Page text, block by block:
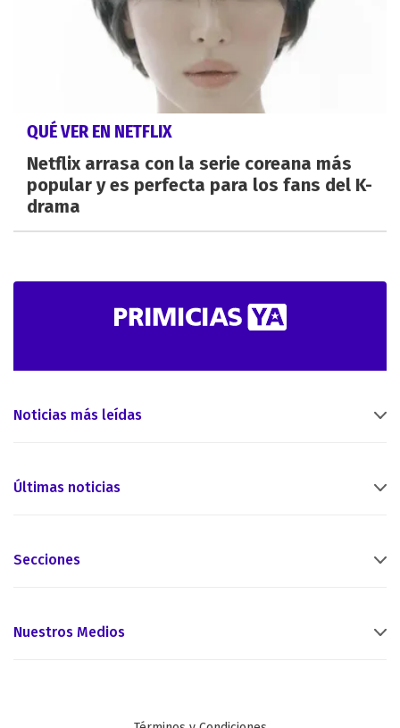
QUÉ VER EN NETFLIX
Netflix arrasa con la serie coreana más
popular y es perfecta para los fans del K-
drama
Noticias más leídas
Últimas noticias
Secciones
Nuestros Medios